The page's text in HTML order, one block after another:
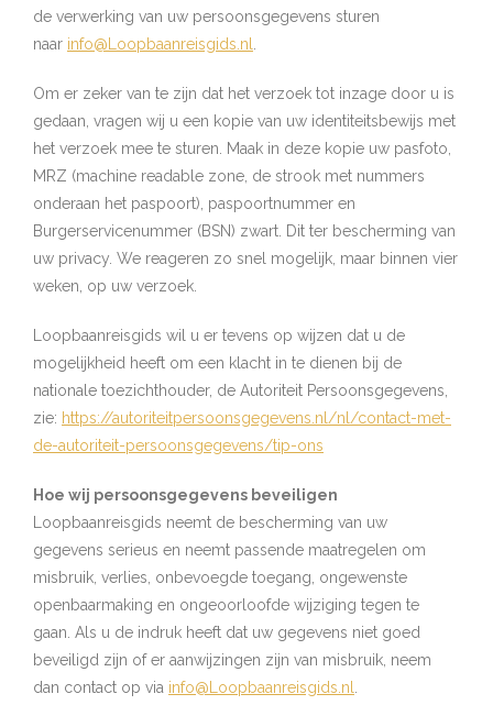
de verwerking van uw persoonsgegevens sturen
naar info@Loopbaanreisgids.nl
Om er zeker van te zijn dat het verzoek tot inzage door u is
gedaan, vragen wij u een kopie van uw identiteitsbewijs met
het verzoek mee te sturen. Maak in deze kopie uw pasfoto,
MRZ (machine readable zone, de strook met nummers
onderaan het paspoort), paspoortnummer en
Burgerservicenummer (BSN) zwart. Dit ter bescherming van
uw privacy. We reageren zo snel mogelijk, maar binnen vier
weken, op uw verzoek.
Loopbaanreisgids wil u er tevens op wijzen dat u de
mogelijkheid heeft om een klacht in te dienen bij de
nationale toezichthouder, de Autoriteit Persoonsgegevens,
zie: https://autoriteitpersoonsgegevens.nl/nl/contact-met-
de-autoriteit-persoonsgegevens/tip-ons
Hoe wij persoonsgegevens beveiligen
Loopbaanreisgids neemt de bescherming van uw
gegevens serieus en neemt passende maatregelen om
misbruik, verlies, onbevoegde toegang, ongewenste
openbaarmaking en ongeoorloofde wijziging tegen te
gaan. Als u de indruk heeft dat uw gegevens niet goed
beveiligd zijn of er aanwijzingen zijn van misbruik, neem
dan contact op via info@Loopbaanreisgids.nl